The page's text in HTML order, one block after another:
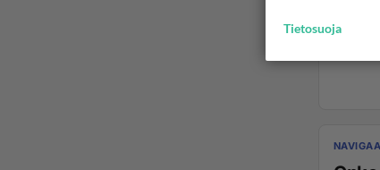
Tietosuoja